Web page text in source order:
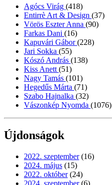
Agócs Virág (418)
Entirrè Art & Design (37)
Vörös Eszter Anna (90)
Farkas Dani (16)
Kapuvári Gábor(228)
Jari Sokka (55)
Kószó András (138)
Kiss Anett (51)
Nagy Tamás (101)
Hegedűs Márta (71)
Szabo Hajnalka (32)
Vászonkép Nyomda (1076)
Újdonságok
2022. szeptember (16)
2024. május (15)
2022. október (24)